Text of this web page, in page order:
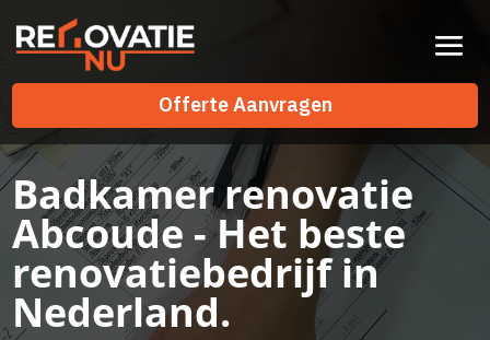
Offerte Aanvragen
Offerte Aanvragen
Badkamer renovatie
Abcoude - Het beste
renovatiebedrijf in
Nederland.